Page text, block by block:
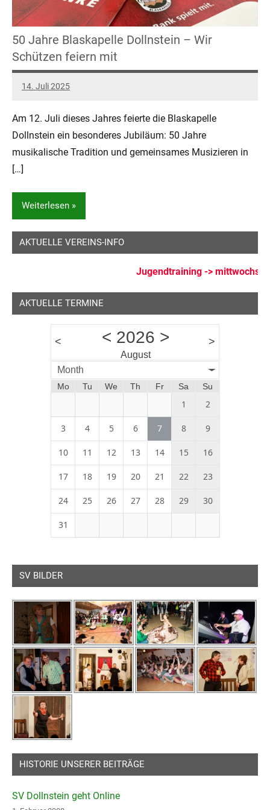
50 Jahre Blaskapelle Dollnstein – Wir
Schützen feiern mit
14. Juli 2025
Daniel
Keine
Am 12. Juli dieses Jahres feierte die Blaskapelle
Dollnstein ein besonderes Jubiläum: 50 Jahre
musikalische Tradition und gemeinsames Musizieren in
[…]
Weiterlesen
Allgemein
Feste
AKTUELLE VEREINS-INFO
Jugendtraining -> mittwochs
AKTUELLE TERMINE
< < 2026 >
August
>
Month
Mo Tu We Th Fr Sa Su
1 2
3 4 5 6 7 8 9
10 11 12 13 14 15 16
17 18 19 20 21 22 23
24 25 26 27 28 29 30
31
SV BILDER
HISTORIE UNSERER BEITRÄGE
SV Dollnstein geht Online